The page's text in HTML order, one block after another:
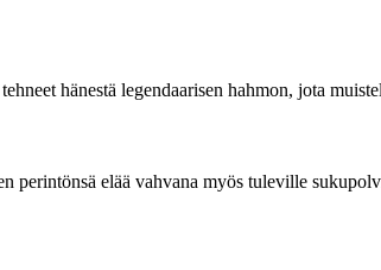
hänestä legendaarisen hahmon, jota
perintönsä elää vahvana myös tuleville